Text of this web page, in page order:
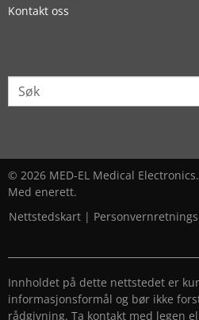
Kontakt oss
© 2026 MED-EL Medical Electronics.
Med enerett.
Nettstedskart |
Innholdet på dette nettstedet er
informasjonsformål og bør ikke
rådgivning. Ta kontakt med legen